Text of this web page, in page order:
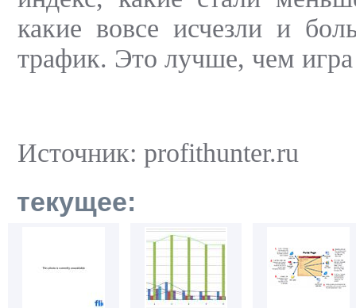
какие вовсе исчезли и
трафик. Это лучше, чем
Источник: profithunter.ru
текущее: